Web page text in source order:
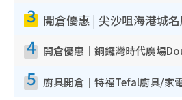
3
4
5